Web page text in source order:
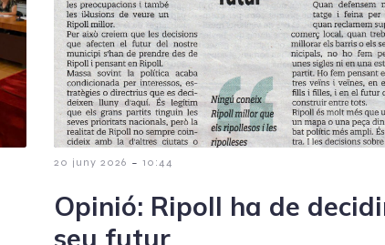
20 juny 2026 - 10:44
Opinió: Ripoll ha de
seu futur